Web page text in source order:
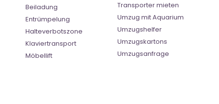
Beiladung
Entrümpelung
Halteverbotszone
Klaviertransport
Möbellift
Transporter mieten
Umzug mit Aquarium
Umzugshelfer
Umzugskartons
Umzugsanfrage